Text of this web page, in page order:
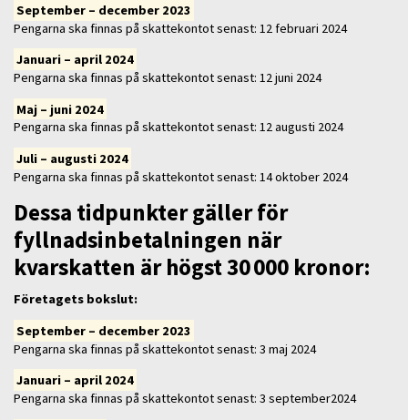
September – december 2023
Pengarna ska finnas på skattekontot senast: 12 februari 2024
Januari – april 2024
Pengarna ska finnas på skattekontot senast: 12 juni 2024
Maj – juni 2024
Pengarna ska finnas på skattekontot senast: 12 augusti 2024
Juli – augusti 2024
Pengarna ska finnas på skattekontot senast: 14 oktober 2024
Dessa tidpunkter gäller för
fyllnadsinbetalningen när
kvarskatten är högst 30 000 kronor:
Företagets bokslut:
September – december 2023
Pengarna ska finnas på skattekontot senast: 3 maj 2024
Januari – april 2024
Pengarna ska finnas på skattekontot senast: 3 september2024